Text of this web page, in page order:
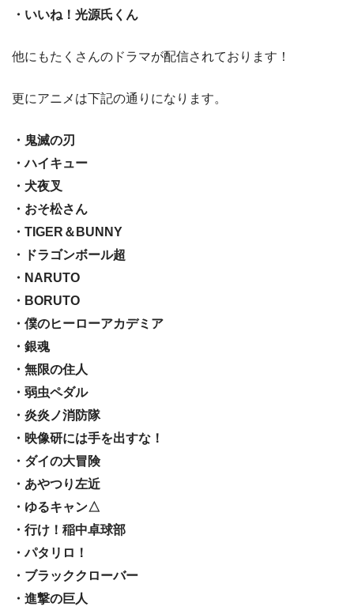
・いいね！光源氏くん
他にもたくさんのドラマが配信されております！
更にアニメは下記の通りになります。
・鬼滅の刃
・ハイキュー
・犬夜叉
・おそ松さん
・TIGER＆BUNNY
・ドラゴンボール超
・NARUTO
・BORUTO
・僕のヒーローアカデミア
・銀魂
・無限の住人
・弱虫ペダル
・炎炎ノ消防隊
・映像研には手を出すな！
・ダイの大冒険
・あやつり左近
・ゆるキャン△
・行け！稲中卓球部
・パタリロ！
・ブラッククローバー
・進撃の巨人